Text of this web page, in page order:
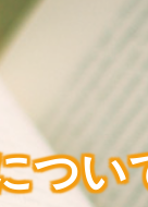
つい